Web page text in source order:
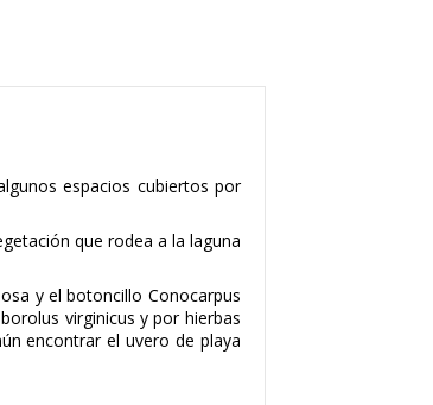
espacios cubiertos por
que rodea a la laguna
y el botoncillo Conocarpus
virginicus y por hierbas
encontrar el uvero de playa